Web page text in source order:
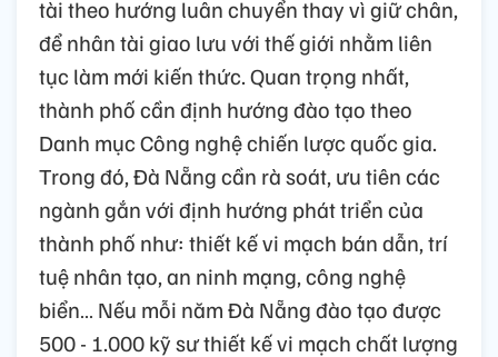
tài theo hướng luân chuyển thay vì giữ chân,
để nhân tài giao lưu với thế giới nhằm liên
tục làm mới kiến thức. Quan trọng nhất,
thành phố cần định hướng đào tạo theo
Danh mục Công nghệ chiến lược quốc gia.
Trong đó, Đà Nẵng cần rà soát, ưu tiên các
ngành gắn với định hướng phát triển của
thành phố như: thiết kế vi mạch bán dẫn, trí
tuệ nhân tạo, an ninh mạng, công nghệ
biển… Nếu mỗi năm Đà Nẵng đào tạo được
500 - 1.000 kỹ sư thiết kế vi mạch chất lượng